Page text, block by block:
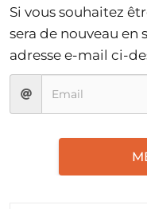
Si vous souhaitez
sera de nouveau en
adresse e-mail ci-